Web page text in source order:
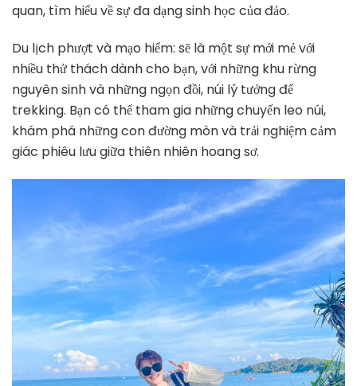
quan, tìm hiểu về sự đa dạng sinh học của đảo.
Du lịch phượt và mạo hiểm: sẽ là một sự mới mẻ với
nhiều thử thách dành cho bạn, với những khu rừng
nguyên sinh và những ngọn đồi, núi lý tưởng để
trekking. Bạn có thể tham gia những chuyến leo núi,
khám phá những con đường mòn và trải nghiệm cảm
giác phiêu lưu giữa thiên nhiên hoang sơ.